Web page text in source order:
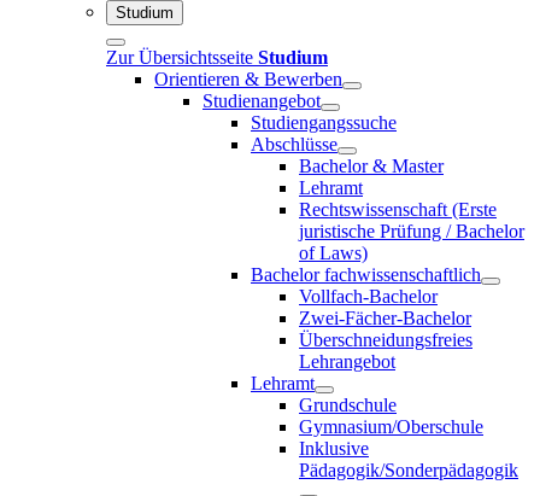
Studium
Zur Übersichtsseite Studium
Orientieren & Bewerben
Studienangebot
Studiengangssuche
Abschlüsse
Bachelor & Master
Lehramt
Rechtswissenschaft (Erste
juristische Prüfung / Bachelor
of Laws)
Bachelor fachwissenschaftlich
Vollfach-Bachelor
Zwei-Fächer-Bachelor
Überschneidungsfreies
Lehrangebot
Lehramt
Grundschule
Gymnasium/Oberschule
Inklusive
Pädagogik/Sonderpädagogik